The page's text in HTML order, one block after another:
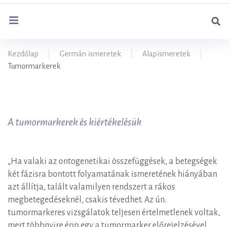
Kezdőlap Germán ismeretek Alapismeretek
Tumormarkerek
Tumormarkerek
A tumormarkerek és kiértékelésük
„Ha valaki az ontogenetikai összefüggések, a betegségek
két fázisra bontott folyamatának ismeretének hiányában
azt állítja, talált valamilyen rendszert a rákos
megbetegedéseknél, csakis tévedhet. Az ún.
tumormarkeres vizsgálatok teljesen értelmetlenek voltak,